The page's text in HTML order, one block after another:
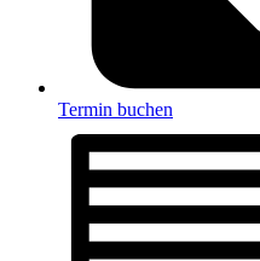
Termin buchen